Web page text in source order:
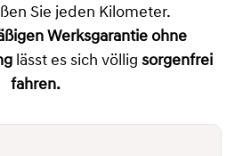
Sie jeden Kilometer.
Werksgarantie ohne
lässt es sich völlig sorgenfrei
fahren.